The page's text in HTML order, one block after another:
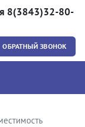
8(3843)32-80-
ОБРАТНЫЙ ЗВОНОК